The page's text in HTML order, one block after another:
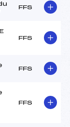
FFS
FFS
FFS
FFS